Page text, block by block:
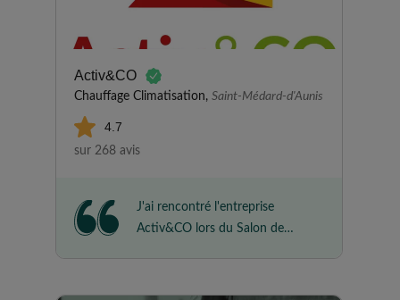
Activ&CO
Chauffage Climatisation, Saint-Médard-d'Aunis
4.7
sur 268 avis
J'ai rencontré l'entreprise
Activ&CO lors du Salon de
de mes panneaux solaires. Les